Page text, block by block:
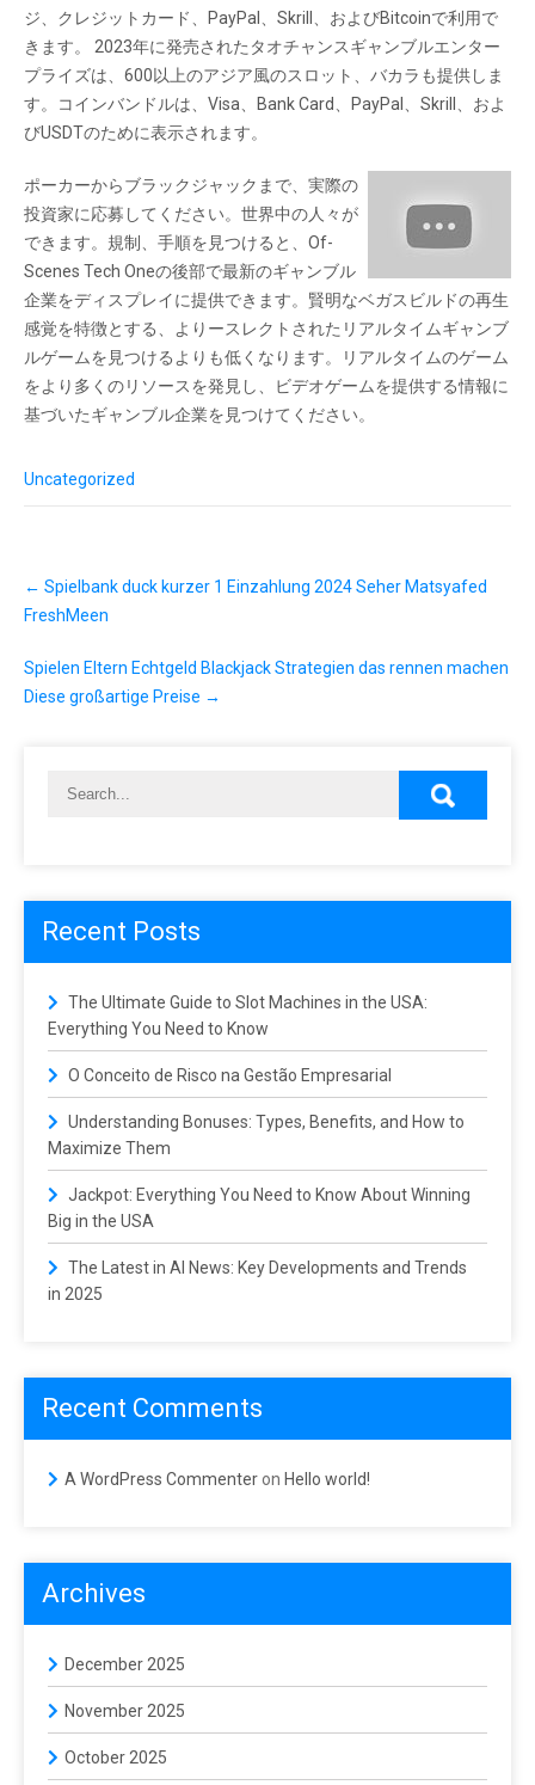
ジ、クレジットカード、PayPal、Skrill、およびBitcoinで利用で
きます。 2023年に発売されたタオチャンスギャンブルエンター
プライズは、600以上のアジア風のスロット、バカラも提供しま
す。コインバンドルは、Visa、Bank Card、PayPal、Skrill、およ
びUSDTのために表示されます。
ポーカーからブラックジャックまで、実際の
投資家に応募してください。世界中の人々が
できます。規制、手順を見つけると、Of-
Scenes Tech Oneの後部で最新のギャンブル
企業をディスプレイに提供できます。賢明なベガスビルドの再生
感覚を特徴とする、よりースレクトされたリアルタイムギャンブ
ルゲームを見つけるよりも低くなります。リアルタイムのゲーム
をより多くのリソースを発見し、ビデオゲームを提供する情報に
基づいたギャンブル企業を見つけてください。
Uncategorized
o
s
n
a
← Spielbank duck kurzer 1 Einzahlung 2024 Seher Matsyafed
FreshMeen
Spielen Eltern Echtgeld Blackjack Strategien das rennen machen
Diese großartige Preise →
Recent Posts
The Ultimate Guide to Slot Machines in the USA:
Everything You Need to Know
O Conceito de Risco na Gestão Empresarial
Understanding Bonuses: Types, Benefits, and How to
Maximize Them
Jackpot: Everything You Need to Know About Winning
Big in the USA
The Latest in AI News: Key Developments and Trends
in 2025
Recent Comments
A WordPress Commenter on Hello world!
Archives
December 2025
November 2025
October 2025